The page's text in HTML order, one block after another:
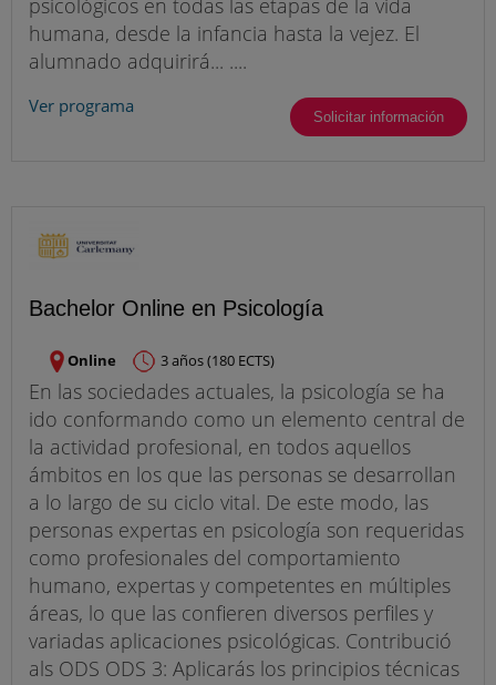
psicológicos en todas las etapas de la vida
humana, desde la infancia hasta la vejez. El
alumnado adquirirá... ....
Ver programa
Solicitar información
Bachelor Online en Psicología
Online 3 años (180 ECTS)
En las sociedades actuales, la psicología se ha
ido conformando como un elemento central de
la actividad profesional, en todos aquellos
ámbitos en los que las personas se desarrollan
a lo largo de su ciclo vital. De este modo, las
personas expertas en psicología son requeridas
como profesionales del comportamiento
humano, expertas y competentes en múltiples
áreas, lo que las confieren diversos perfiles y
variadas aplicaciones psicológicas. Contribució
als ODS ODS 3: Aplicarás los principios técnicas